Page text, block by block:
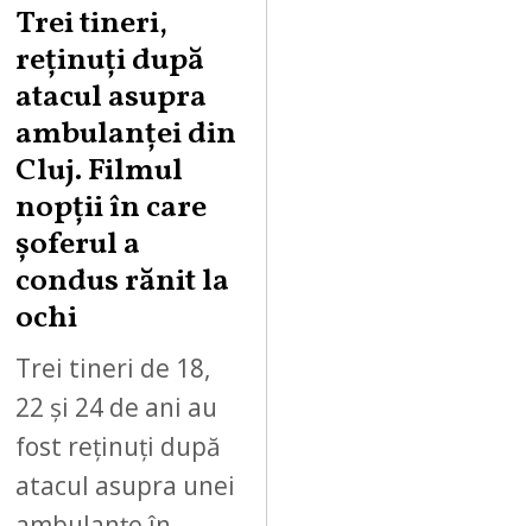
Trei tineri,
reținuți după
atacul asupra
ambulanței din
Cluj. Filmul
nopții în care
șoferul a
condus rănit la
ochi
Trei tineri de 18,
22 și 24 de ani au
fost reținuți după
atacul asupra unei